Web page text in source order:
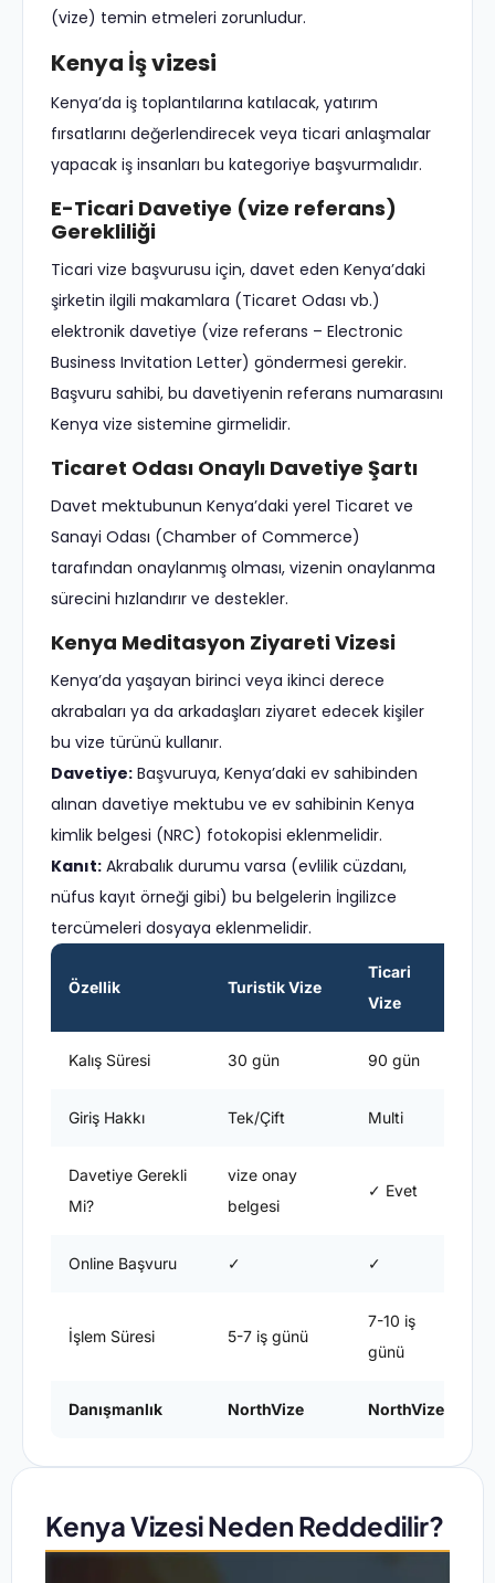
(vize) temin etmeleri zorunludur.
Kenya İş vizesi
Kenya’da iş toplantılarına katılacak, yatırım
fırsatlarını değerlendirecek veya ticari anlaşmalar
yapacak iş insanları bu kategoriye başvurmalıdır.
E-Ticari Davetiye (vize referans)
Gerekliliği
Ticari vize başvurusu için, davet eden Kenya’daki
şirketin ilgili makamlara (Ticaret Odası vb.)
elektronik davetiye (vize referans – Electronic
Business Invitation Letter) göndermesi gerekir.
Başvuru sahibi, bu davetiyenin referans numarasını
Kenya vize sistemine girmelidir.
Ticaret Odası Onaylı Davetiye Şartı
Davet mektubunun Kenya’daki yerel Ticaret ve
Sanayi Odası (Chamber of Commerce)
tarafından onaylanmış olması, vizenin onaylanma
sürecini hızlandırır ve destekler.
Kenya Meditasyon Ziyareti Vizesi
Kenya’da yaşayan birinci veya ikinci derece
akrabaları ya da arkadaşları ziyaret edecek kişiler
bu vize türünü kullanır.
Davetiye: Başvuruya, Kenya’daki ev sahibinden
alınan davetiye mektubu ve ev sahibinin Kenya
kimlik belgesi (NRC) fotokopisi eklenmelidir.
Kanıt: Akrabalık durumu varsa (evlilik cüzdanı,
nüfus kayıt örneği gibi) bu belgelerin İngilizce
tercümeleri dosyaya eklenmelidir.
Özellik Turistik Vize
Ticari
Vize
Kalış Süresi 30 gün 90 gün
Giriş Hakkı Tek/Çift Multi
Davetiye Gerekli
Mi?
vize onay
belgesi
✓ Evet
Online Başvuru ✓ ✓
İşlem Süresi 5-7 iş günü
7-10 iş
günü
Danışmanlık NorthVize NorthVize
Kenya Vizesi Neden Reddedilir?